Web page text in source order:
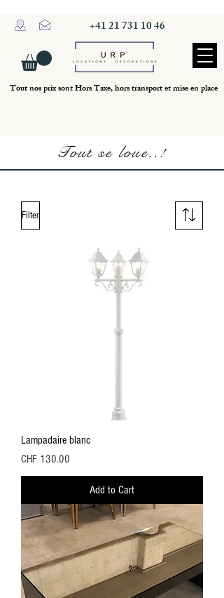
+41 21 731 10 46
Tout nos prix sont Hors Taxe, hors transport et mise en place
Tout se loue..!
Filter
Lampadaire blanc
Price
CHF 130.00
Add to Cart